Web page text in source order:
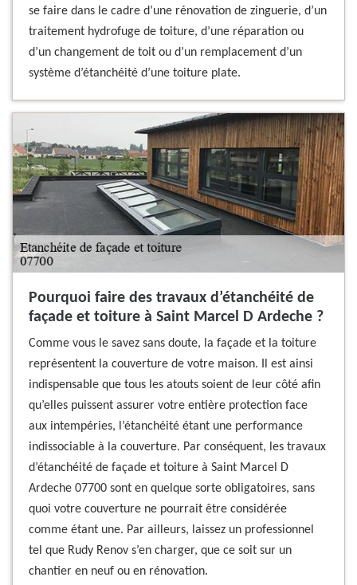
se faire dans le cadre d’une rénovation de zinguerie, d’un
traitement hydrofuge de toiture, d’une réparation ou
d’un changement de toit ou d’un remplacement d’un
système d’étanchéité d’une toiture plate.
Pourquoi faire des travaux d’étanchéité de
façade et toiture à Saint Marcel D Ardeche ?
Comme vous le savez sans doute, la façade et la toiture
représentent la couverture de votre maison. Il est ainsi
indispensable que tous les atouts soient de leur côté afin
qu’elles puissent assurer votre entière protection face
aux intempéries, l’étanchéité étant une performance
indissociable à la couverture. Par conséquent, les travaux
d’étanchéité de façade et toiture à Saint Marcel D
Ardeche 07700 sont en quelque sorte obligatoires, sans
quoi votre couverture ne pourrait être considérée
comme étant une. Par ailleurs, laissez un professionnel
tel que Rudy Renov s’en charger, que ce soit sur un
chantier en neuf ou en rénovation.